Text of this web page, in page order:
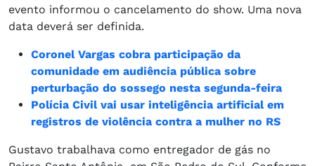
evento informou o cancelamento do show. Uma nova
data deverá ser definida.
Coronel Vargas cobra participação da
comunidade em audiência pública sobre
perturbação do sossego nesta segunda-feira
Polícia Civil vai usar inteligência artificial em
registros de violência contra a mulher no RS
Gustavo trabalhava como entregador de gás no